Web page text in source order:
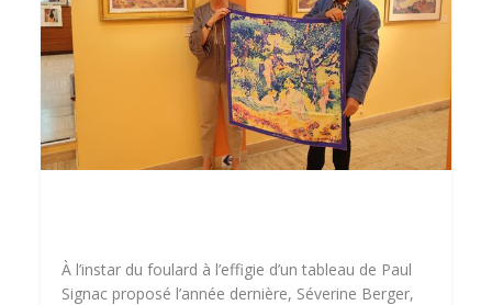
À l’instar du foulard à l’effigie d’un tableau de Paul
Signac proposé l’année dernière, Séverine Berger,